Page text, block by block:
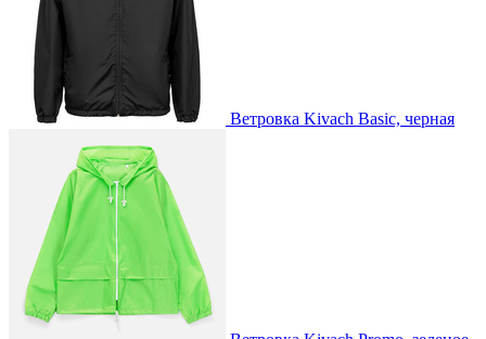
Ветровка Kivach Basic, черная